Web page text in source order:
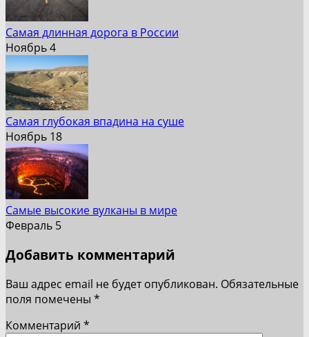
Самая длинная дорога в России
Ноябрь 4
Самая глубокая впадина на суше
Ноябрь 18
Самые высокие вулканы в мире
Февраль 5
Добавить комментарий
Ваш адрес email не будет опубликован. Обязательные
поля помечены *
Комментарий *